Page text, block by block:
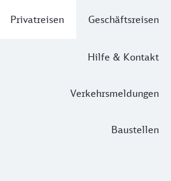
Privatreisen Geschäftsreisen
Hilfe & Kontakt
Verkehrsmeldungen
Baustellen